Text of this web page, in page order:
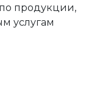
продукции,
услугам